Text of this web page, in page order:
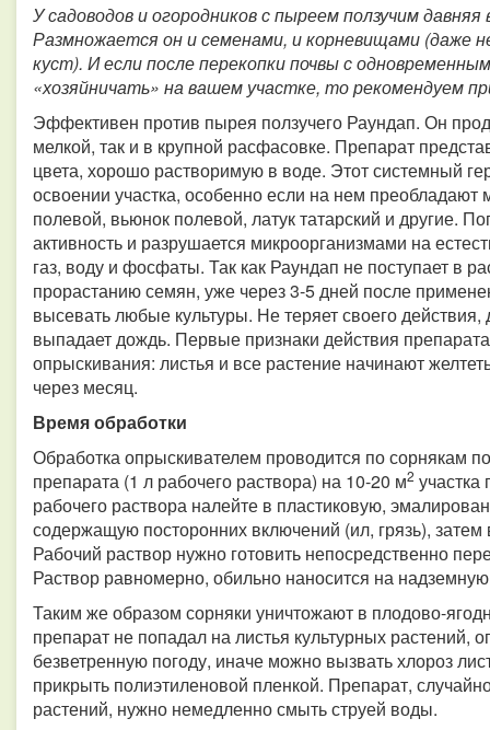
У садоводов и огородников с пыреем ползучим
Размножается он и семенами, и корневищами (даже
куст). И если после перекопки почвы с
«хозяйничать» на вашем участке, то рекомендуем
Эффективен против пырея ползучего Раундап. Он
мелкой, так и в крупной расфасовке. Препарат
цвета, хорошо растворимую в воде. Этот системный
освоении участка, особенно если на нем преобладают
полевой, вьюнок полевой, латук татарский и другие.
активность и разрушается микроорганизмами на
газ, воду и фосфаты. Так как Раундап не поступает в
прорастанию семян, уже через 3-5 дней после
высевать любые культуры. Не теряет своего
выпадает дождь. Первые признаки действия
опрыскивания: листья и все растение начинают
через месяц.
Время обработки
Обработка опрыскивателем проводится по сорнякам
препарата (1 л рабочего раствора) на 10-20 м2
рабочего раствора налейте в пластиковую,
содержащую посторонних включений (ил, грязь),
Рабочий раствор нужно готовить непосредственно
Раствор равномерно, обильно наносится на
Таким же образом сорняки уничтожают в плодово-
препарат не попадал на листья культурных растений,
безветренную погоду, иначе можно вызвать хлороз
прикрыть полиэтиленовой пленкой. Препарат,
растений, нужно немедленно смыть струей воды.